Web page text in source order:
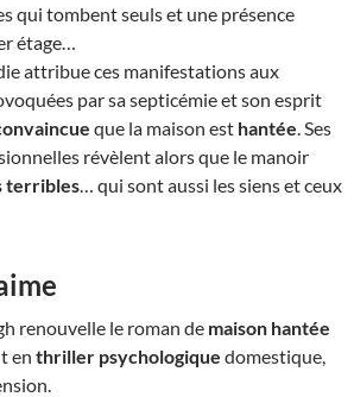
qui tombent seuls et une présence
étage…
attribue ces manifestations aux
par sa septicémie et son esprit
que la maison est hantée . Ses
révèlent alors que le manoir
terribles … qui sont aussi les siens et ceux
renouvelle le roman de maison hantée
en thriller psychologique domestique,